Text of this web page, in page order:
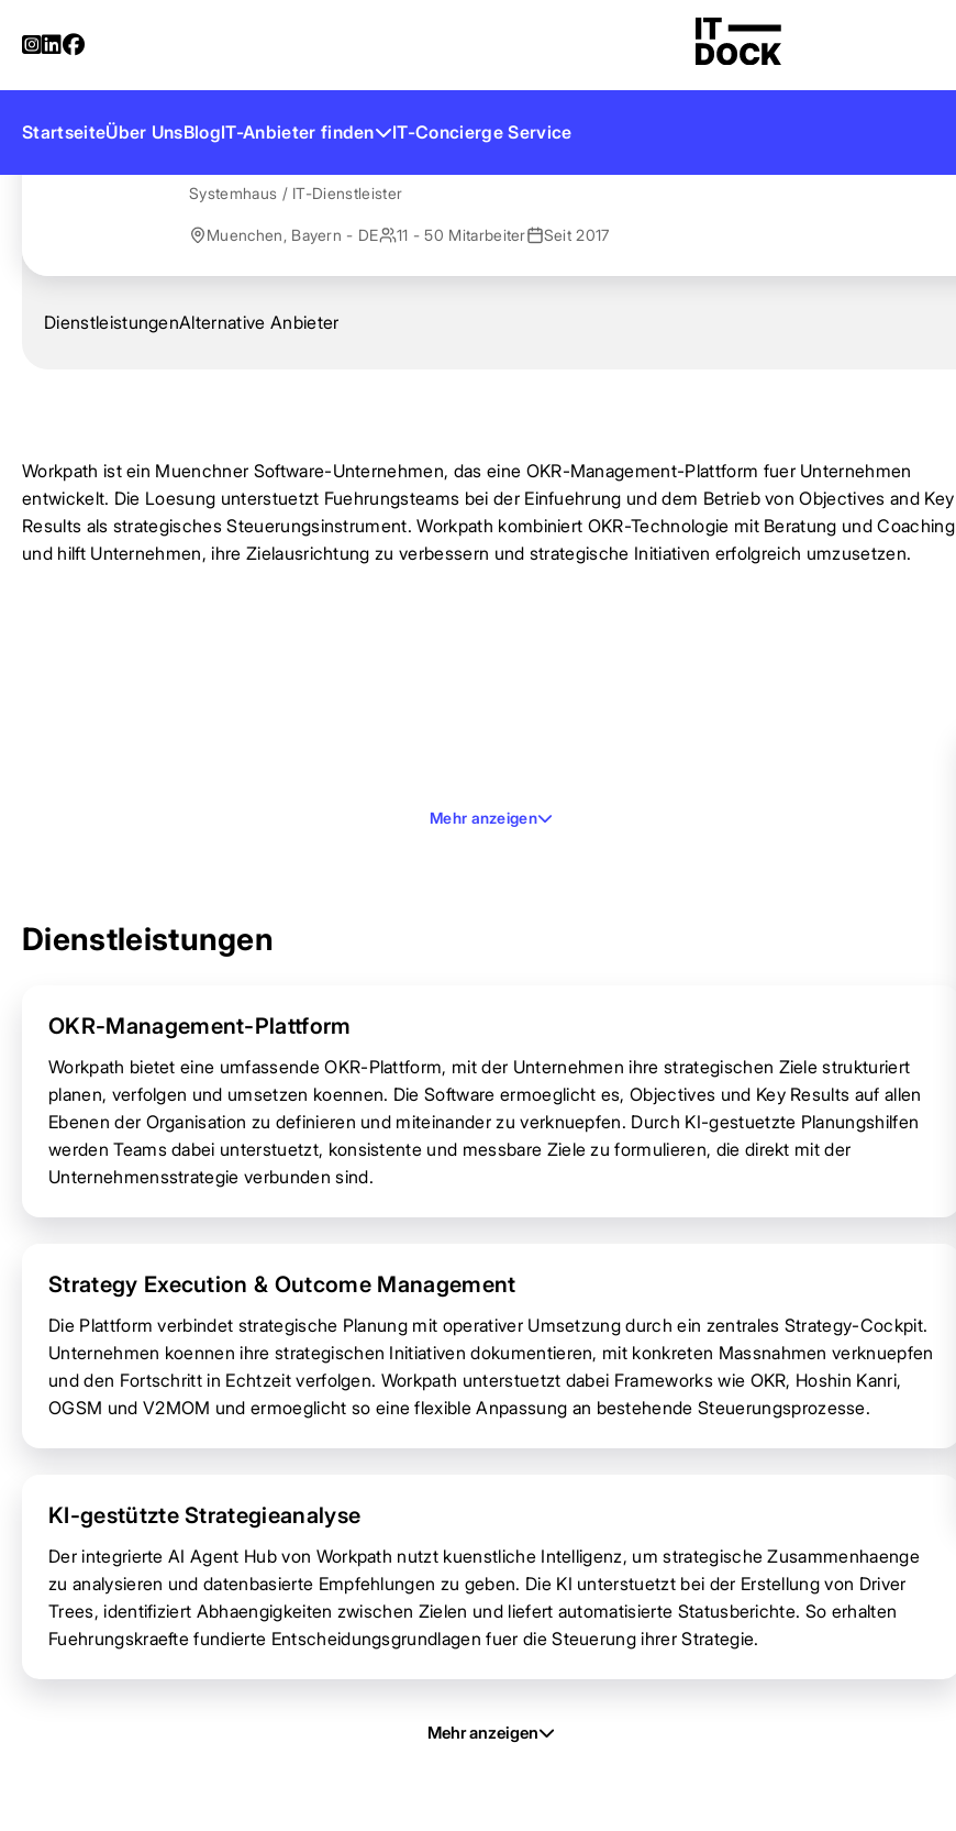
StartseiteÜber UnsBlogIT-Anbieter finden IT-Concierge Service
Startseite
Workpath
Systemhaus / IT-Dienstleister
Muenchen, Bayern - DE 11 - 50 Mitarbeiter Seit 2017
DienstleistungenAlternative Anbieter
Workpath ist ein Muenchner Software-Unternehmen, das eine OKR-Management-Plattform fuer Unternehmen
entwickelt. Die Loesung unterstuetzt Fuehrungsteams bei der Einfuehrung und dem Betrieb von Objectives and Key
Results als strategisches Steuerungsinstrument. Workpath kombiniert OKR-Technologie mit Beratung und Coaching
und hilft Unternehmen, ihre Zielausrichtung zu verbessern und strategische Initiativen erfolgreich umzusetzen.
Mehr anzeigen
Dienstleistungen
OKR-Management-Plattform
Workpath bietet eine umfassende OKR-Plattform, mit der Unternehmen ihre strategischen Ziele strukturiert
planen, verfolgen und umsetzen koennen. Die Software ermoeglicht es, Objectives und Key Results auf allen
Ebenen der Organisation zu definieren und miteinander zu verknuepfen. Durch KI-gestuetzte Planungshilfen
werden Teams dabei unterstuetzt, konsistente und messbare Ziele zu formulieren, die direkt mit der
Unternehmensstrategie verbunden sind.
Strategy Execution & Outcome Management
Die Plattform verbindet strategische Planung mit operativer Umsetzung durch ein zentrales Strategy-Cockpit.
Unternehmen koennen ihre strategischen Initiativen dokumentieren, mit konkreten Massnahmen verknuepfen
und den Fortschritt in Echtzeit verfolgen. Workpath unterstuetzt dabei Frameworks wie OKR, Hoshin Kanri,
OGSM und V2MOM und ermoeglicht so eine flexible Anpassung an bestehende Steuerungsprozesse.
KI-gestützte Strategieanalyse
Der integrierte AI Agent Hub von Workpath nutzt kuenstliche Intelligenz, um strategische Zusammenhaenge
zu analysieren und datenbasierte Empfehlungen zu geben. Die KI unterstuetzt bei der Erstellung von Driver
Trees, identifiziert Abhaengigkeiten zwischen Zielen und liefert automatisierte Statusberichte. So erhalten
Fuehrungskraefte fundierte Entscheidungsgrundlagen fuer die Steuerung ihrer Strategie.
Mehr anzeigen